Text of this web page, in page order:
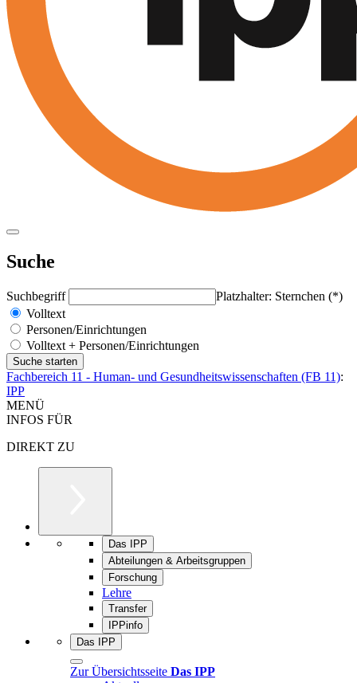
Suche
Suchbegriff
Platzhalter: Sternchen (*)
Volltext
Personen/Einrichtungen
Volltext + Personen/Einrichtungen
Fachbereich 11 - Human- und Gesundheitswissenschaften (FB 11):
IPP
MENÜ
INFOS FÜR
DIREKT ZU
Das IPP
Abteilungen & Arbeitsgruppen
Forschung
Lehre
Transfer
IPPinfo
Das IPP
Zur Übersichtsseite Das IPP